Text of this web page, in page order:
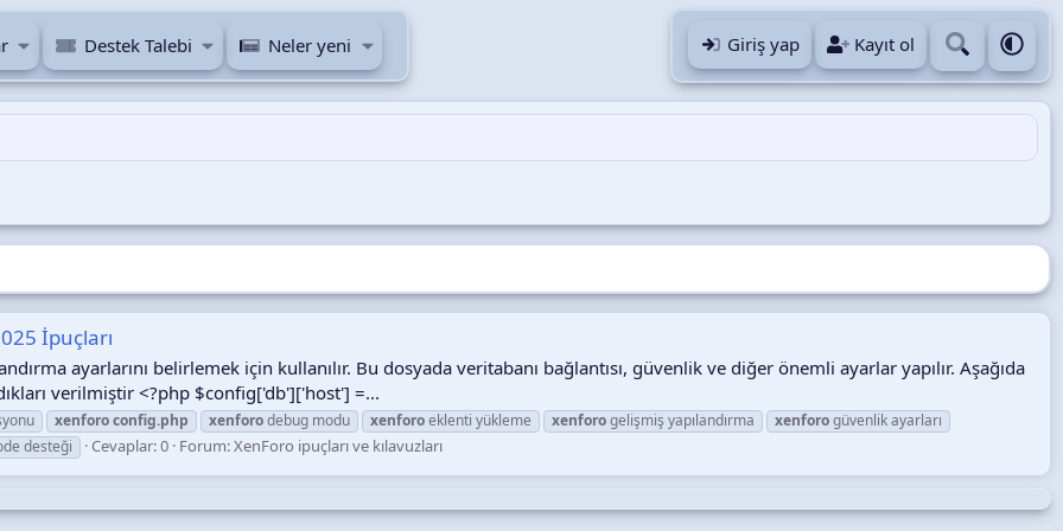
Destek Talebi Neler yeni Giriş yap Kayıt ol
İpuçları
ayarlarını belirlemek için kullanılır. Bu dosyada veritabanı bağlantısı, güvenlik ve diğer önemli ayarlar yapılır. Aşağıda
verilmiştir <?php $config['db']['host'] =...
xenforoconfig.php xenforodebug modu xenforoeklenti yükleme xenforogelişmiş yapılandırma xenforogüvenlik ayarları
desteği
Cevaplar: 0 Forum:XenForo ipuçları ve kılavuzları